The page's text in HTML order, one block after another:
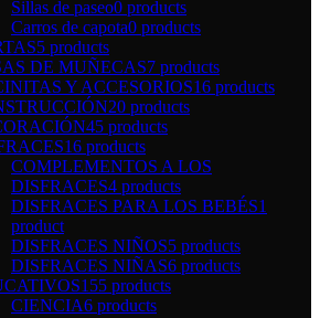
Sillas de paseo0 products
Carros de capota0 products
5 products
DE MUÑECAS7 products
Y ACCESORIOS16 products
20 products
45 products
16 products
COMPLEMENTOS A LOS
DISFRACES4 products
DISFRACES PARA LOS BEBÉS1
product
DISFRACES NIÑOS5 products
DISFRACES NIÑAS6 products
155 products
CIENCIA6 products